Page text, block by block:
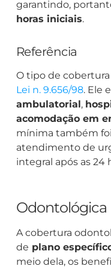
garantindo,
horas iniciais.
Referência
O tipo de
Lei n. 9.656/98. Ele
ambulatorial,
acomodação em
mínima também
atendimento de
integral após as 24
Odontológica
A cobertura
de plano
meio dela, os